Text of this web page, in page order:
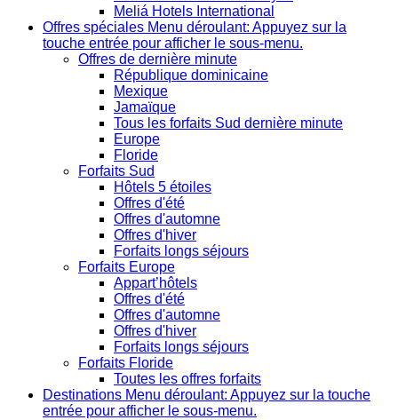
Meliá Hotels International
Offres spéciales Menu déroulant: Appuyez sur la
touche entrée pour afficher le sous-menu.
Offres de dernière minute
République dominicaine
Mexique
Jamaïque
Tous les forfaits Sud dernière minute
Europe
Floride
Forfaits Sud
Hôtels 5 étoiles
Offres d'été
Offres d'automne
Offres d'hiver
Forfaits longs séjours
Forfaits Europe
Appart’hôtels
Offres d'été
Offres d'automne
Offres d'hiver
Forfaits longs séjours
Forfaits Floride
Toutes les offres forfaits
Destinations Menu déroulant: Appuyez sur la touche
entrée pour afficher le sous-menu.